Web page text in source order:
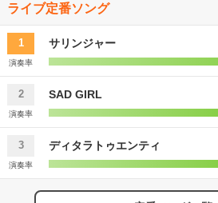
ライブ定番ソング
1 サリンジャー
演奏率
2 SAD GIRL
演奏率
3 ディタラトゥエンティ
演奏率